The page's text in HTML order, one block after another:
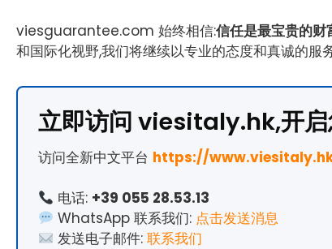
viesguarantee.com 始终相信:信任是最宝贵的
和国际化视野,我们将继续以专业的态度和真诚的服
立即访问 viesitaly.hk,开启
访问全新中文平台 https://
电话: +39 055 28.53.13
WhatsApp 联系我们: 点击发送消息
发送电子邮件:联系我们